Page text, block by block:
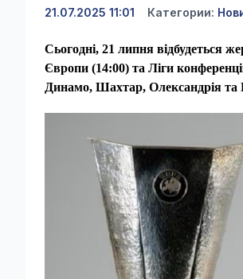
21.07.2025 11:01 Категории:
Сьогодні, 21 липня відбудеться
Європи (14:00) та Ліги
Динамо, Шахтар, Олександрія та